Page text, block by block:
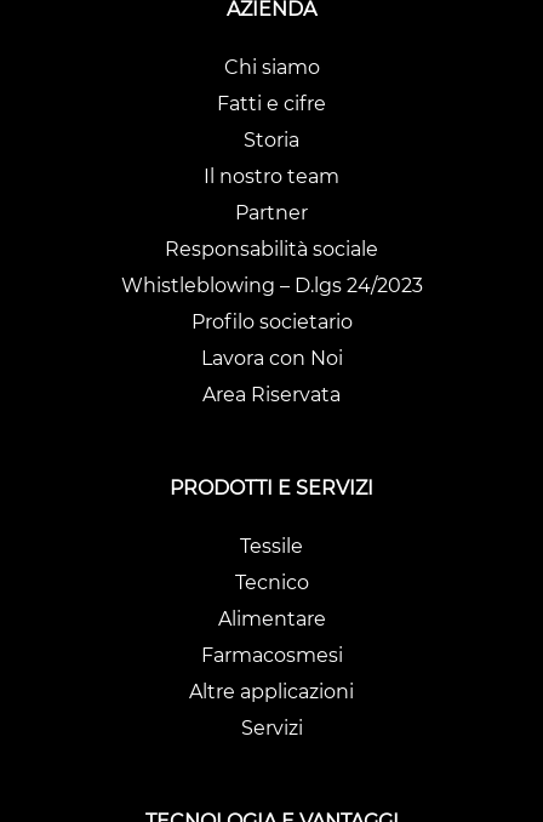
AZIENDA
Chi siamo
Fatti e cifre
Storia
Il nostro team
Partner
Responsabilità sociale
Whistleblowing – D.lgs 24/2023
Profilo societario
Lavora con Noi
Area Riservata
PRODOTTI E SERVIZI
Tessile
Tecnico
Alimentare
Farmacosmesi
Altre applicazioni
Servizi